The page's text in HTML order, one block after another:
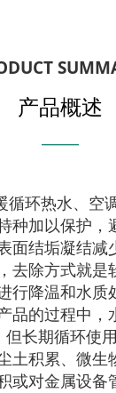
产品概述
———
循环热水、空
种加以保护
面结垢凝结减
去除方式就是
行降温和水质
品的过程中，
但长期循环使
土积累、微
或对金属设